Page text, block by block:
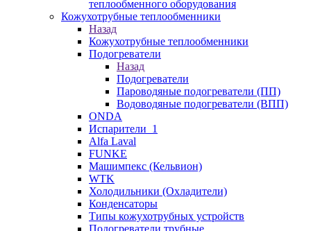
теплообменного оборудования
Кожухотрубные теплообменники
Назад
Кожухотрубные теплообменники
Подогреватели
Назад
Подогреватели
Пароводяные подогреватели (ПП)
Водоводяные подогреватели (ВПП)
ONDA
Испарители_1
Alfa Laval
FUNKE
Машимпекс (Кельвион)
WTK
Холодильники (Охладители)
Конденсаторы
Типы кожухотрубных устройств
Подогреватели трубные